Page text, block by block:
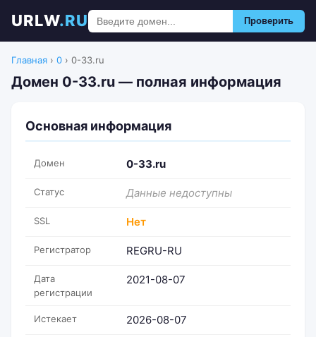
URLW.RU Проверить
Главная › 0 › 0-33.ru
Домен 0-33.ru — полная информация
Основная информация
Домен 0-33.ru
Статус Данные недоступны
SSL Нет
Регистратор REGRU-RU
Дата
регистрации
2021-08-07
Истекает 2026-08-07